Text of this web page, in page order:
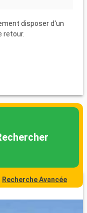
disposer d'un
retour.
Recherche Avancée